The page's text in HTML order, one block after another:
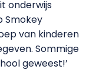
onderwijs
Smokey
van kinderen
Sommige
geweest!’